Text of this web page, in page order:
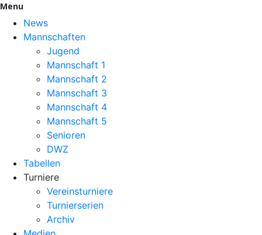
Menu
News
Mannschaften
Jugend
Mannschaft 1
Mannschaft 2
Mannschaft 3
Mannschaft 4
Mannschaft 5
Senioren
DWZ
Tabellen
Turniere
Vereinsturniere
Turnierserien
Archiv